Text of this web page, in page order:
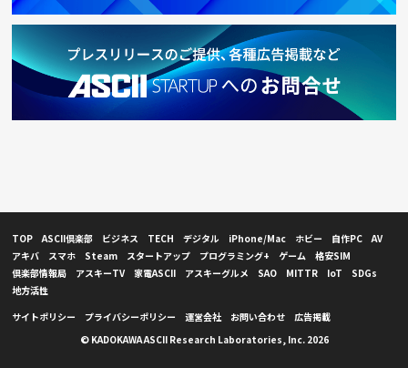
TOP ASCII倶楽部 ビジネス TECH デジタル iPhone/Mac ホビー 自作PC
AV
アキバ
スマホ Steam スタートアップ プログラミング+ ゲーム
格安SIM
倶楽部情報局
アスキーTV 家電ASCII アスキーグルメ SAO MITTR IoT
SDGs
地方活性
サイトポリシー
プライバシーポリシー 運営会社 お問い合わせ
広告掲載
© KADOKAWA ASCII Research Laboratories, Inc. 2026